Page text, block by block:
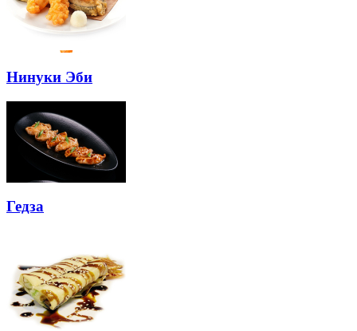
Нинуки Эби
Гедза